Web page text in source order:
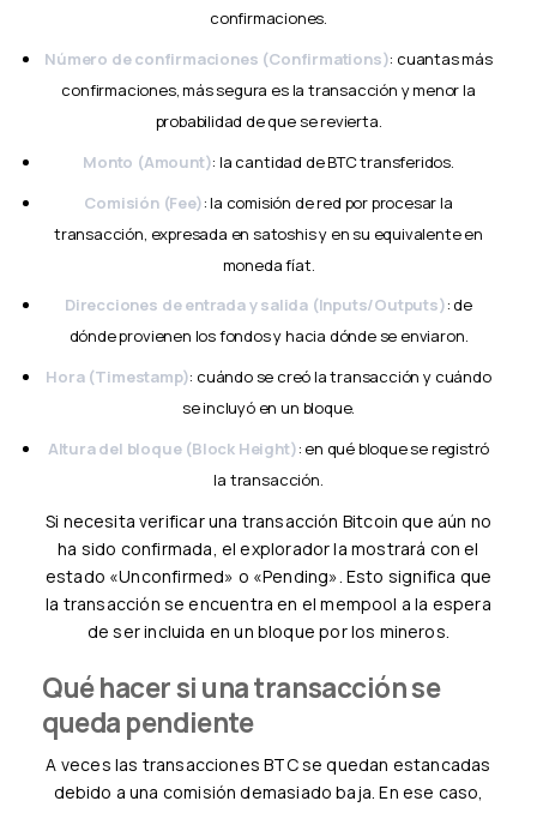
confirmaciones.
Número de confirmaciones (Confirmations): cuantas más
confirmaciones, más segura es la transacción y menor la
probabilidad de que se revierta.
Monto (Amount): la cantidad de BTC transferidos.
Comisión (Fee): la comisión de red por procesar la
transacción, expresada en satoshis y en su equivalente en
moneda fíat.
Direcciones de entrada y salida (Inputs/Outputs): de
dónde provienen los fondos y hacia dónde se enviaron.
Hora (Timestamp): cuándo se creó la transacción y cuándo
se incluyó en un bloque.
Altura del bloque (Block Height): en qué bloque se registró
la transacción.
Si necesita verificar una transacción Bitcoin que aún no
ha sido confirmada, el explorador la mostrará con el
estado «Unconfirmed» o «Pending». Esto significa que
la transacción se encuentra en el mempool a la espera
de ser incluida en un bloque por los mineros.
Qué hacer si una transacción se
queda pendiente
A veces las transacciones BTC se quedan estancadas
debido a una comisión demasiado baja. En ese caso,